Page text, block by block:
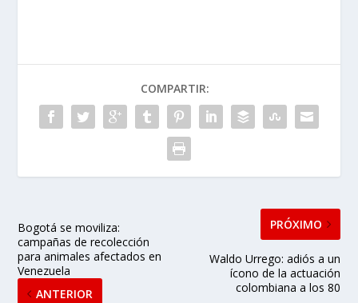
COMPARTIR:
Bogotá se moviliza:
campañas de recolección
para animales afectados en
Venezuela
ANTERIOR
PRÓXIMO
Waldo Urrego: adiós a un
ícono de la actuación
colombiana a los 80